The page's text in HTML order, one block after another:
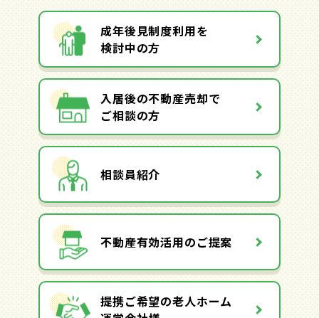
成年後見制度利用を
検討中の方
入居後の不動産売却で
ご相談の方
相談員紹介
不動産有効活用のご提案
提携ご希望の老人ホーム